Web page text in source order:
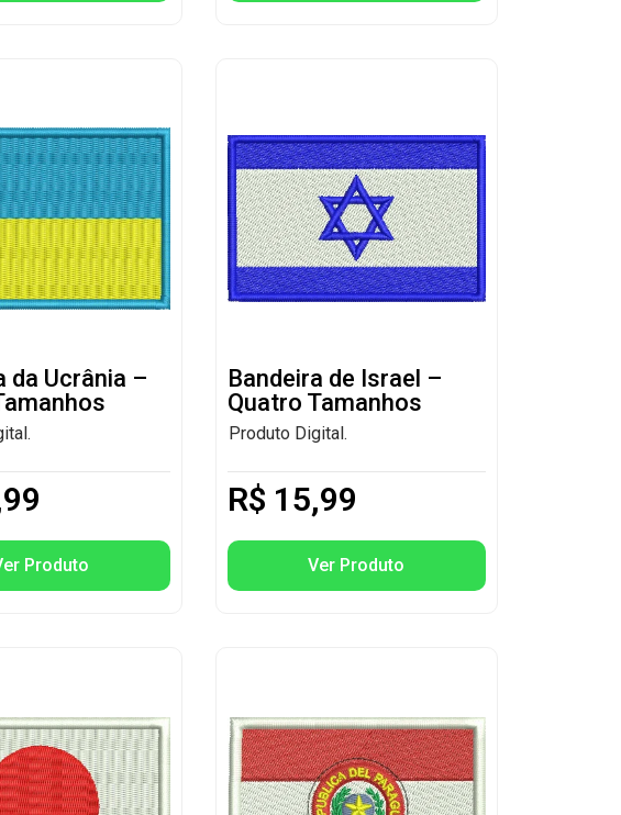
da Ucrânia –
Produto
Bandeira de Israel –
Quatro Tamanhos
Produto Digital.
R$ 15,99
Ver Produto